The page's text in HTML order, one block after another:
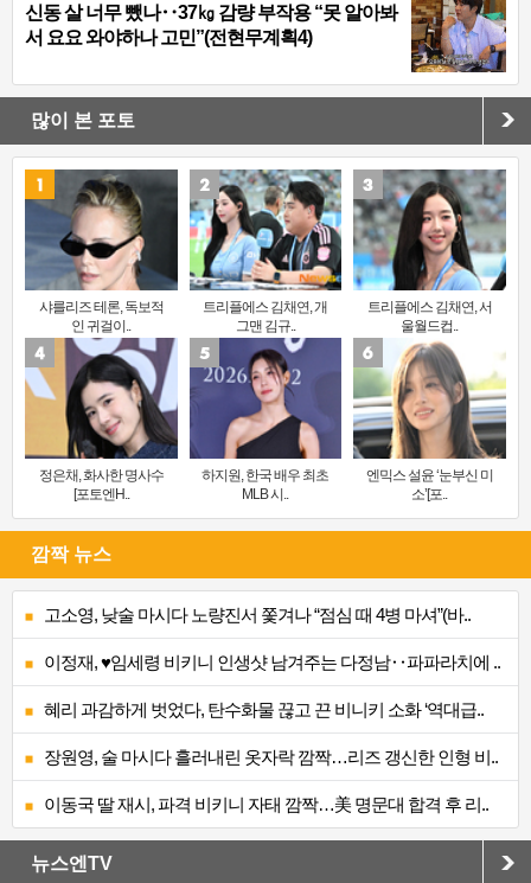
신동 살 너무 뺐나‥37㎏ 감량 부작용 “못 알아봐
서 요요 와야하나 고민”(전현무계획4)
많이 본 포토
샤를리즈 테론, 독보적
인 귀걸이..
트리플에스 김채연, 개
그맨 김규..
트리플에스 김채연, 서
울월드컵..
정은채, 화사한 명사수
[포토엔H..
하지원, 한국 배우 최초
MLB 시..
엔믹스 설윤 ‘눈부신 미
소’[포..
깜짝 뉴스
고소영, 낮술 마시다 노량진서 쫓겨나 “점심 때 4병 마셔”(바..
이정재, ♥임세령 비키니 인생샷 남겨주는 다정남‥파파라치에 ..
혜리 과감하게 벗었다, 탄수화물 끊고 끈 비니키 소화 ‘역대급..
장원영, 술 마시다 흘러내린 옷자락 깜짝…리즈 갱신한 인형 비..
이동국 딸 재시, 파격 비키니 자태 깜짝…美 명문대 합격 후 리..
뉴스엔TV